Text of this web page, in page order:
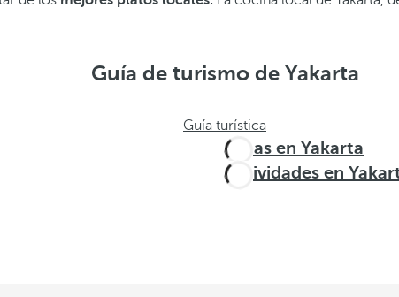
Guía de turismo de Yakarta
Guía turística
Rutas en Yakarta
Actividades en